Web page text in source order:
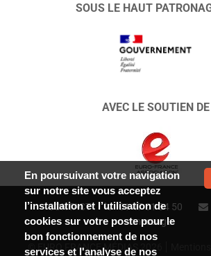
SOUS LE HAUT
AVEC LE SOUTIEN DE
CONTACT : 01 47 01 34 50
message
© EURO FRANCE MÉDIAS 2026
En poursuivant votre navigation
sur notre site vous acceptez
l’installation et l’utilisation de
cookies sur votre poste pour le
bon fonctionnement de nos
services et l'analyse de nos